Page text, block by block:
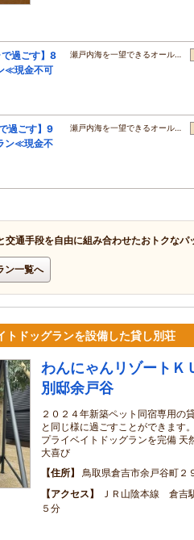
で過ごす】8
≪現金不可
瀬戸内海を一望できるオール…
過ごす】9
ン≪現金不
瀬戸内海を一望できるオール…
交通手段を自由に組み合わせたおトクなパ
ン一覧へ
トドッグランを設備した貸し別荘
わんにゃんリゾートＫ
別邸余戸谷
２０２４年新築ペット同宿専用の
と同じ様に過ごすことができます
プライベイトドッグランを完備 天
大喜び
住所
鳥取県倉吉市余戸谷町２
アクセス
ＪＲ山陰本線 倉吉
５分